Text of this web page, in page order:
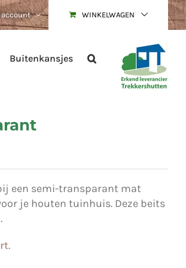
WINKELWAGEN
Buitenkansjes
een semi-transparant mat
je houten tuinhuis. Deze beits
.